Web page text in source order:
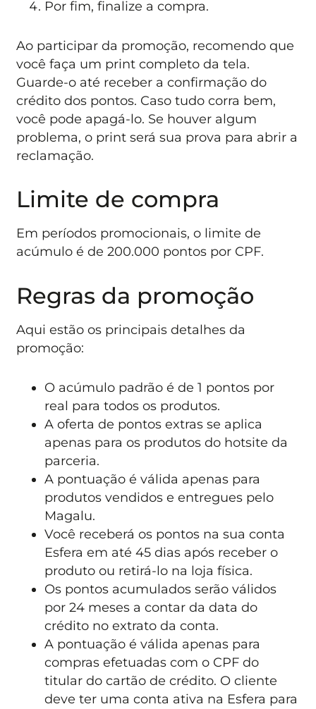
Por fim, finalize a compra.
Ao participar da promoção, recomendo que
você faça um print completo da tela.
Guarde-o até receber a confirmação do
crédito dos pontos. Caso tudo corra bem,
você pode apagá-lo. Se houver algum
problema, o print será sua prova para abrir a
reclamação.
Limite de compra
Em períodos promocionais, o limite de
acúmulo é de 200.000 pontos por CPF.
Regras da promoção
Aqui estão os principais detalhes da
promoção:
O acúmulo padrão é de 1 pontos por
real para todos os produtos.
A oferta de pontos extras se aplica
apenas para os produtos do hotsite da
parceria.
A pontuação é válida apenas para
produtos vendidos e entregues pelo
Magalu.
Você receberá os pontos na sua conta
Esfera em até 45 dias após receber o
produto ou retirá-lo na loja física.
Os pontos acumulados serão válidos
por 24 meses a contar da data do
crédito no extrato da conta.
A pontuação é válida apenas para
compras efetuadas com o CPF do
titular do cartão de crédito. O cliente
deve ter uma conta ativa na Esfera para